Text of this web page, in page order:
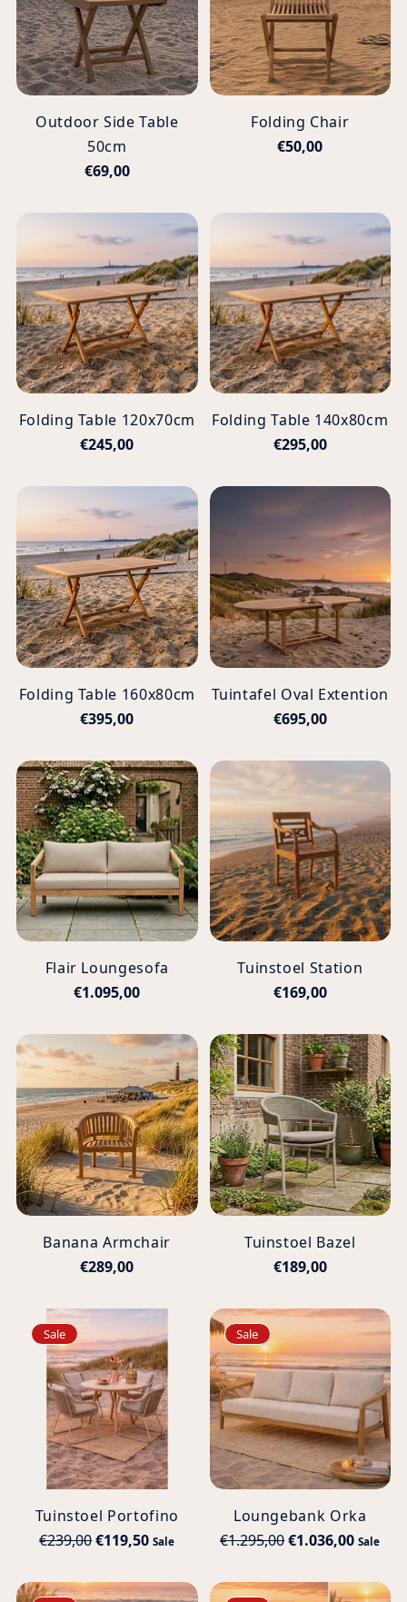
Outdoor Side Table
50cm
€69,00
Folding Chair
€50,00
Folding Table 120x70cm
€245,00
Folding Table 140x80cm
€295,00
Folding Table 160x80cm
€395,00
Tuintafel Oval Extention
€695,00
Flair Loungesofa
€1.095,00
Tuinstoel Station
€169,00
Banana Armchair
€289,00
Tuinstoel Bazel
€189,00
Sale
Tuinstoel Portofino
Normale
€239,00€119,50 Sale
Sale
Loungebank Orka
Normale
€1.295,00€1.036,00 Sale